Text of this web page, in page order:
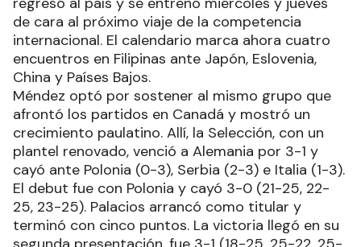
de cara al próximo viaje de la competencia
internacional. El calendario marca ahora cuatro
encuentros en Filipinas ante Japón, Eslovenia,
China y Países Bajos.
Méndez optó por sostener al mismo grupo que
afrontó los partidos en Canadá y mostró un
crecimiento paulatino. Allí, la Selección, con un
plantel renovado, venció a Alemania por 3-1 y
cayó ante Polonia (0-3), Serbia (2-3) e Italia (1-3).
El debut fue con Polonia y cayó 3-0 (21-25, 22-
25, 23-25). Palacios arrancó como titular y
terminó con cinco puntos. La victoria llegó en su